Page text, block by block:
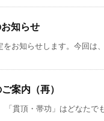
知らせ
をお知らせします。今回は
案内（再）
「貫頂・帯功」はどなたで